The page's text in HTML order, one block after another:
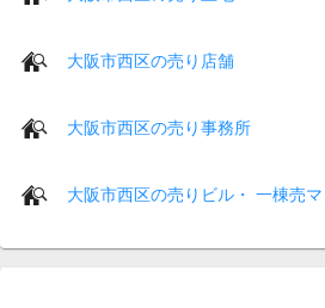
大阪市西区の売り店舗
大阪市西区の売り事務所
大阪市西区の売りビル・ 一棟売